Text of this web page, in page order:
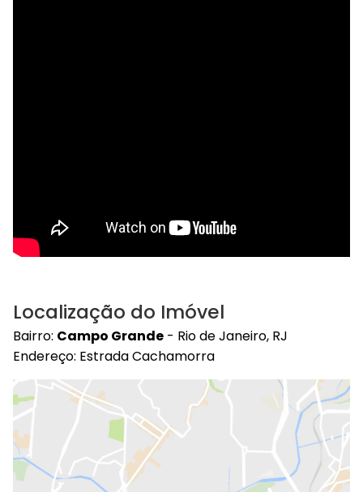
Localização do Imóvel
Bairro: Campo Grande - Rio de Janeiro, RJ
Endereço: Estrada Cachamorra